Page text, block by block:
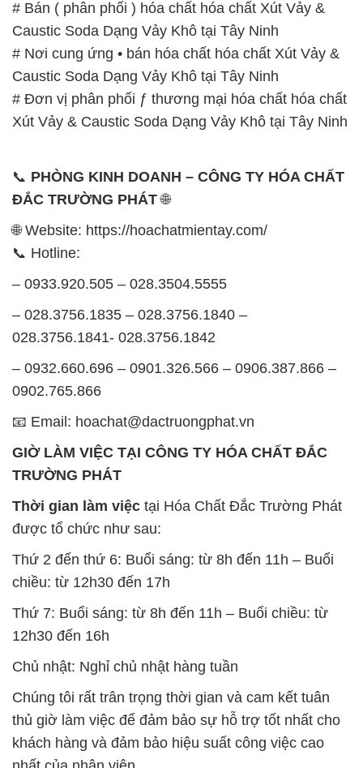
🌐 Website: https://hoachatmientay.com/
📞 Hotline:
– 0933.920.505 – 028.3504.5555
– 028.3756.1835 – 028.3756.1840 –
– 0932.660.696 – 0901.326.566 – 0906.387.866 –
0902.765.866
📧 Email: hoachat@dactruongphat.vn
GIỜ LÀM VIỆC TẠI CÔNG TY HÓA CHẤT ĐẮC
TRƯỜNG PHÁT
Thời gian làm việctại Hóa Chất Đắc Trường Phát
được tổ chức như sau:
Thứ 2 đến thứ 6: Buổi sáng: từ 8h đến 11h – Buổi
chiều: từ 12h30 đến 17h
Thứ 7: Buổi sáng: từ 8h đến 11h – Buổi chiều: từ
Chủ nhật: Nghỉ chủ nhật hàng tuần
Chúng tôi rất trân trọng thời gian và cam kết tuân
thủ giờ làm việc để đảm bảo sự hỗ trợ tốt nhất cho
nhất của nhân viên.
TRƯỜNG PHÁT
Đông B, Quận Bình Tân, Sài Gòn TP. Hồ Chí
Minh